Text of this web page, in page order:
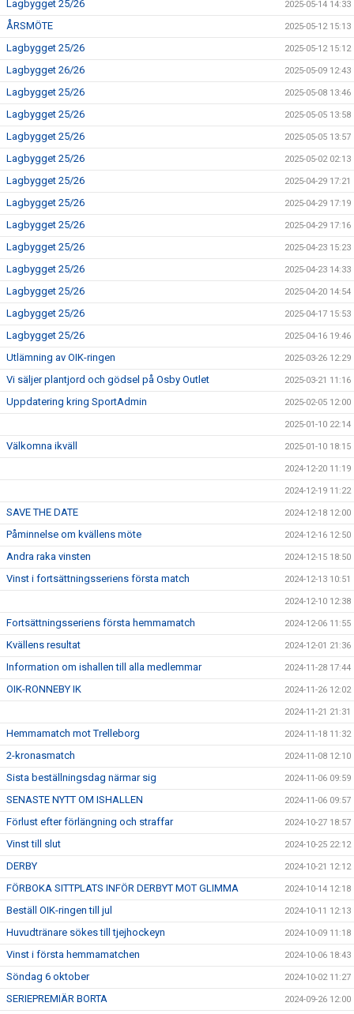
Lagbygget 25/26 2025-05-14 14:33
ÅRSMÖTE 2025-05-12 15:13
Lagbygget 25/26 2025-05-12 15:12
Lagbygget 26/26 2025-05-09 12:43
Lagbygget 25/26 2025-05-08 13:46
Lagbygget 25/26 2025-05-05 13:58
Lagbygget 25/26 2025-05-05 13:57
Lagbygget 25/26 2025-05-02 02:13
Lagbygget 25/26 2025-04-29 17:21
Lagbygget 25/26 2025-04-29 17:19
Lagbygget 25/26 2025-04-29 17:16
Lagbygget 25/26 2025-04-23 15:23
Lagbygget 25/26 2025-04-23 14:33
Lagbygget 25/26 2025-04-20 14:54
Lagbygget 25/26 2025-04-17 15:53
Lagbygget 25/26 2025-04-16 19:46
Utlämning av OIK-ringen 2025-03-26 12:29
Vi säljer plantjord och gödsel på Osby Outlet 2025-03-21 11:16
Uppdatering kring SportAdmin 2025-02-05 12:00
2025-01-10 22:14
Välkomna ikväll 2025-01-10 18:15
2024-12-20 11:19
2024-12-19 11:22
SAVE THE DATE 2024-12-18 12:00
Påminnelse om kvällens möte 2024-12-16 12:50
Andra raka vinsten 2024-12-15 18:50
Vinst i fortsättningsseriens första match 2024-12-13 10:51
2024-12-10 12:38
Fortsättningsseriens första hemmamatch 2024-12-06 11:55
Kvällens resultat 2024-12-01 21:36
Information om ishallen till alla medlemmar 2024-11-28 17:44
OIK-RONNEBY IK 2024-11-26 12:02
2024-11-21 21:31
Hemmamatch mot Trelleborg 2024-11-18 11:32
2-kronasmatch 2024-11-08 12:10
Sista beställningsdag närmar sig 2024-11-06 09:59
SENASTE NYTT OM ISHALLEN 2024-11-06 09:57
Förlust efter förlängning och straffar 2024-10-27 18:57
Vinst till slut 2024-10-25 22:12
DERBY 2024-10-21 12:12
FÖRBOKA SITTPLATS INFÖR DERBYT MOT GLIMMA 2024-10-14 12:18
Beställ OIK-ringen till jul 2024-10-11 12:13
Huvudtränare sökes till tjejhockeyn 2024-10-09 11:18
Vinst i första hemmamatchen 2024-10-06 18:43
Söndag 6 oktober 2024-10-02 11:27
SERIEPREMIÄR BORTA 2024-09-26 12:00